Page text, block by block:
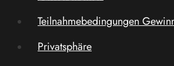
Teilnahmebedingungen
Privatsphäre